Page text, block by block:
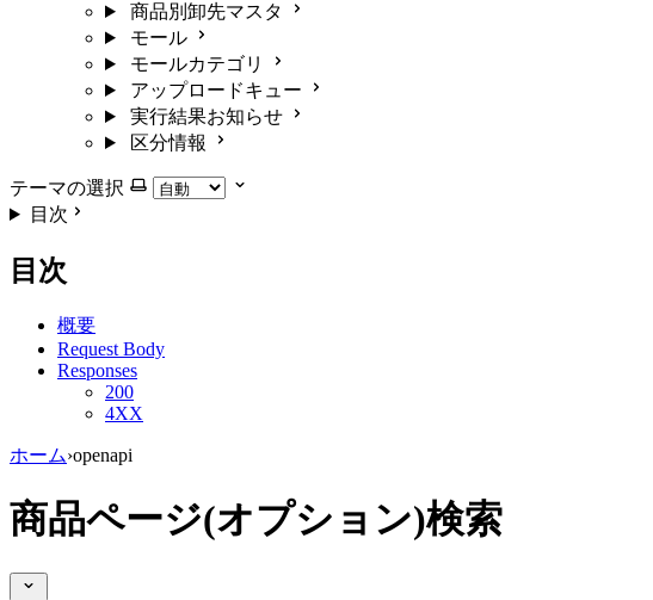
商品別卸先マスタ
モール
モールカテゴリ
アップロードキュー
実行結果お知らせ
区分情報
テーマの選択
目次
目次
概要
Request Body
Responses
200
4XX
ホーム›openapi
商品ページ(オプション)検索